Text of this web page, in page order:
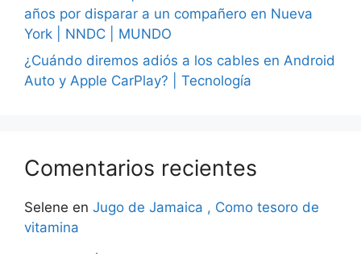
años por disparar a un compañero en Nueva
York | NNDC | MUNDO
¿Cuándo diremos adiós a los cables en Android
Auto y Apple CarPlay? | Tecnología
Comentarios recientes
Selene en Jugo de Jamaica , Como tesoro de
vitamina